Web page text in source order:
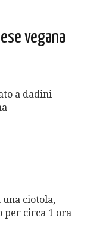
vegana
a dadini
ciotola,
per circa 1 ora